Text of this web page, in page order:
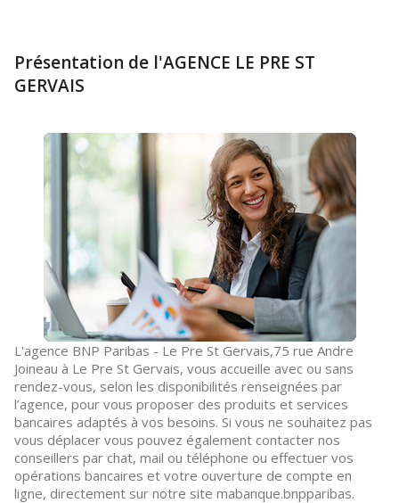
Présentation de l'AGENCE LE PRE ST
GERVAIS
L'agence BNP Paribas - Le Pre St Gervais,75 rue Andre
Joineau à Le Pre St Gervais, vous accueille avec ou sans
rendez-vous, selon les disponibilités renseignées par
l’agence, pour vous proposer des produits et services
bancaires adaptés à vos besoins. Si vous ne souhaitez pas
vous déplacer vous pouvez également contacter nos
conseillers par chat, mail ou téléphone ou effectuer vos
opérations bancaires et votre ouverture de compte en
ligne, directement sur notre site mabanque.bnpparibas.